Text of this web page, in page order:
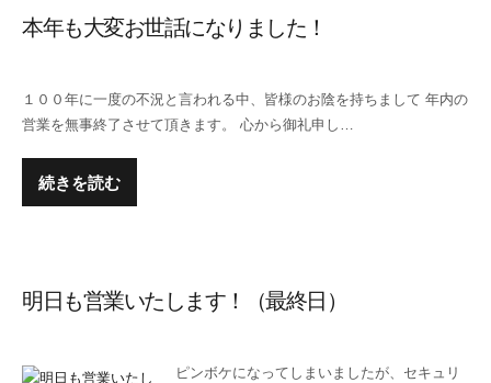
本年も大変お世話になりました！
１００年に一度の不況と言われる中、皆様のお陰を持ちまして 年内の
営業を無事終了させて頂きます。 心から御礼申し…
続きを読む
明日も営業いたします！（最終日）
ピンボケになってしまいましたが、セキュリ